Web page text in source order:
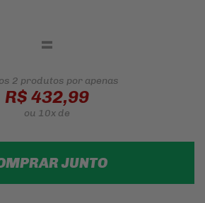
=
2 produtos por apenas
R$ 432,99
ou 10xde
JUNTO